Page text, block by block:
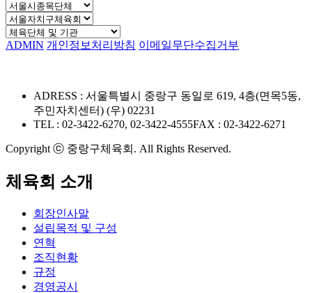
ADMIN 개인정보처리방침 이메일무단수집거부
ADRESS : 서울특별시 중랑구 동일로 619, 4층(면목5동,
주민자치센터) (우) 02231
TEL : 02-3422-6270, 02-3422-4555FAX : 02-3422-6271
Copyright ⓒ 중랑구체육회. All Rights Reserved.
체육회 소개
회장인사말
설립목적 및 구성
연혁
조직현황
규정
경영공시